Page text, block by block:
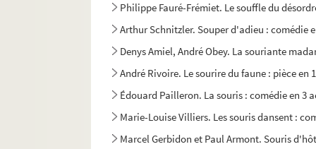
Philippe Fauré-Frémiet. Le souffle du
Arthur Schnitzler. Souper d'adieu : comédie
Denys Amiel, André Obey. La souriante
André Rivoire. Le sourire du faune : pièce en
Édouard Pailleron. La souris : comédie en 3
Marie-Louise Villiers. Les souris dansent :
Marcel Gerbidon et Paul Armont. Souris